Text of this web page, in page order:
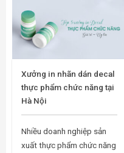
Xưởng in nhãn dán decal
thực phẩm chức năng tại
Hà Nội
Nhiều doanh nghiệp sản
xuất thực phẩm chức năng